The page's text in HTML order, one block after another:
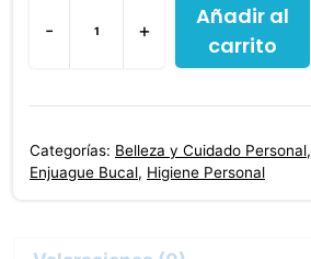
-
Enjuague
Bucal
Wholefresh
250
+
Añadir al
carrito
Categorías: Belleza y Cuidado Personal,
Enjuague Bucal, Higiene Personal